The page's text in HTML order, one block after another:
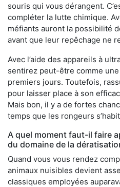
souris qui vous dérangent.
compléter la lutte chimique.
méfiants auront la possibilité
avant que leur repêchage ne
Avec l’aide des appareils à
sentirez peut-être comme
premiers jours. Toutefois,
pour laisser place à son
Mais bon, il y a de fortes
temps que les rongeurs
A quel moment faut-il faire
du domaine de la
Quand vous vous rendez
animaux nuisibles devient
classiques employées